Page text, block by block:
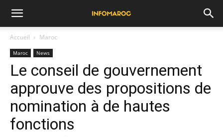
Accueil Maroc
Maroc News
Le conseil de gouvernement
approuve des propositions de
nomination à de hautes
fonctions